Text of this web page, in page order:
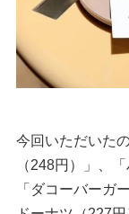
今回いただいた
（248円）」、
「ダコーバーガ